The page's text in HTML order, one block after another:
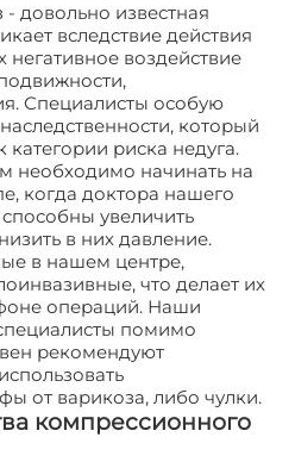
довольно известная
вследствие действия
воздействие
Специалисты особую
который
категории риска недуга.
необходимо начинать на
когда доктора нашего
увеличить
в них давление.
в нашем центре,
что делает их
операций. Наши
помимо
рекомендуют
от варикоза, либо чулки.
компрессионного